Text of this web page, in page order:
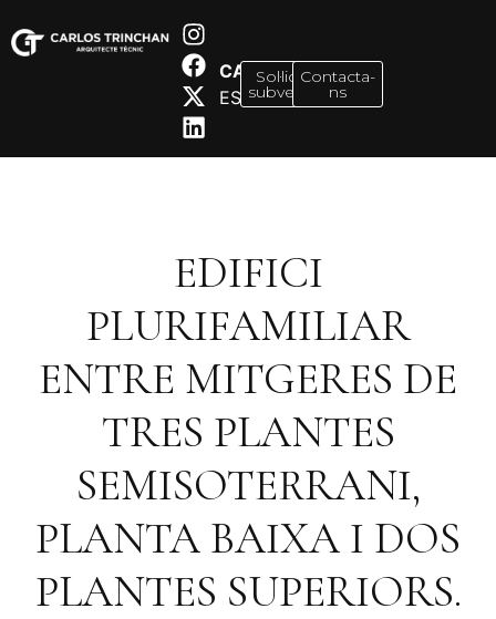
CA
ES
Sol·licitar
subvenció
Contacta-
ns
EDIFICI
PLURIFAMILIAR
ENTRE MITGERES DE
TRES PLANTES
SEMISOTERRANI,
PLANTA BAIXA I DOS
PLANTES SUPERIORS.